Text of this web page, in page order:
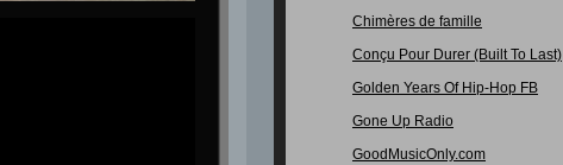
Chimères de famille
Conçu Pour Durer (Built To Last)
Golden Years Of Hip-Hop FB
Gone Up Radio
GoodMusicOnly.com